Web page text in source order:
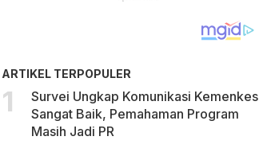
ARTIKEL TERPOPULER
Survei Ungkap Komunikasi Kemenkes
Sangat Baik, Pemahaman Program
Masih Jadi PR